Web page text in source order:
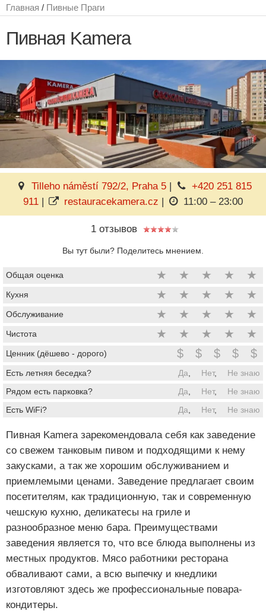
Главная / Пивные Праги
Пивная Kamera
Tilleho náměstí 792/2, Praha 5 |
+420 251 815
911| restauracekamera.cz | 11:00 – 23:00
1 отзывов
Вы тут были? Поделитесь мнением.
Общая оценка ★ ★ ★ ★ ★
Кухня ★ ★ ★ ★ ★
Обслуживание ★ ★ ★ ★ ★
Чистота ★ ★ ★ ★ ★
Ценник (дёшево - дорого) $ $ $ $ $
Есть летняя беседка? Да Нет,
Не знаю
Рядом есть парковка?
Да Нет,
Не знаю
Есть WiFi?
Да Нет, Не знаю
Пивная Kamera зарекомендовала себя как заведение
со свежем танковым пивом и подходящими к нему
закусками, а так же хорошим обслуживанием и
приемлемыми ценами. Заведение предлагает своим
посетителям, как традиционную, так и современную
чешскую кухню, деликатесы на гриле и
разнообразное меню бара. Преимуществами
заведения является то, что все блюда выполнены из
местных продуктов. Мясо работники ресторана
обваливают сами, а всю выпечку и кнедлики
изготовляют здесь же профессиональные повара-
кондитеры.